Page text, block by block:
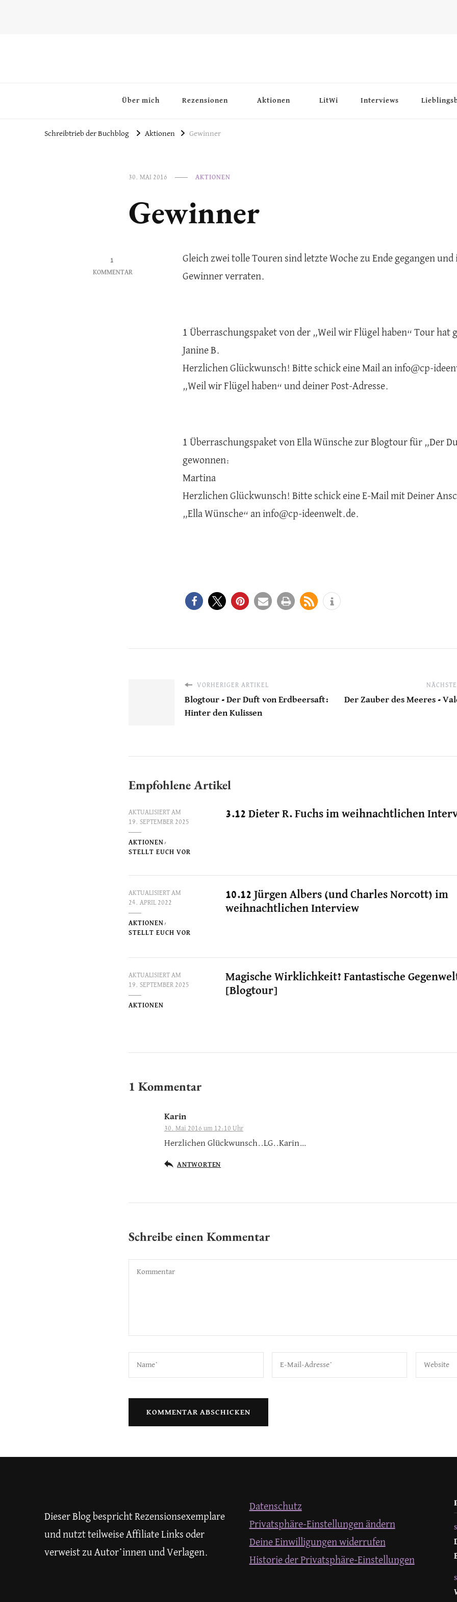
Über mich Rezensionen Aktionen LitWi Interviews
Schreibtrieb der Buchblog Aktionen Gewinner
30. MAI 2016 AKTIONEN
Gewinner
1
KOMMENTAR
Gleich zwei tolle Touren sind letzte Woche zu Ende gegangen
Gewinner verraten.
1 Überraschungspaket von der „Weil wir Flügel haben“ Tour hat
Janine B.
Herzlichen Glückwunsch! Bitte schick eine Mail an info@cp-
„Weil wir Flügel haben“ und deiner Post-Adresse.
1 Überraschungspaket von Ella Wünsche zur Blogtour für „Der
gewonnen:
Martina
Herzlichen Glückwunsch! Bitte schick eine E-Mail mit Deiner
„Ella Wünsche“ an info@cp-ideenwelt.de.
VORHERIGER ARTIKEL
Blogtour - Der Duft von Erdbeersaft:
Hinter den Kulissen
Der Zauber des Meeres -
Empfohlene Artikel
AKTUALISIERT AM
19. SEPTEMBER 2025
AKTIONEN
STELLT EUCH VOR
3.12 Dieter R. Fuchs im weihnachtlichen
AKTUALISIERT AM
24. APRIL 2022
AKTIONEN
STELLT EUCH VOR
10.12 Jürgen Albers (und Charles Norcott) im
weihnachtlichen Interview
AKTUALISIERT AM
19. SEPTEMBER 2025
AKTIONEN
Magische Wirklichkeit? Fantastische
[Blogtour]
1 Kommentar
Karin
30. Mai 2016 um 12:10 Uhr
Herzlichen Glückwunsch..LG..Karin…
ANTWORTEN
Schreibe einen Kommentar
Dieser Blog bespricht Rezensionsexemplare
und nutzt teilweise Affiliate Links oder
verweist zu Autor*innen und Verlagen.
Datenschutz
Privatsphäre-Einstellungen ändern
Deine Einwilligungen widerrufen
Historie der Privatsphäre-Einstellungen